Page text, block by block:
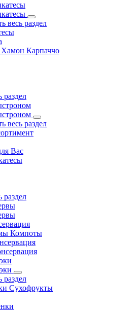
весь раздел
Карпаччо
раздел
весь раздел
Вас
раздел
Компоты
раздел
Сухофрукты